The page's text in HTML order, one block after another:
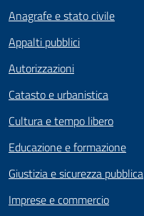
Anagrafe e stato civile
Appalti pubblici
Autorizzazioni
Catasto e urbanistica
Cultura e tempo libero
Educazione e formazione
Giustizia e sicurezza pubblica
Imprese e commercio